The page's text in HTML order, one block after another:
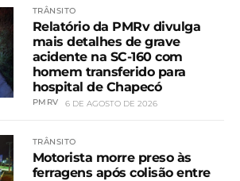
TRÂNSITO
Relatório da PMRv divulga
mais detalhes de grave
acidente na SC-160 com
homem transferido para
hospital de Chapecó
PMRV 6 DE AGOSTO DE 2026
TRÂNSITO
Motorista morre preso às
ferragens após colisão entre